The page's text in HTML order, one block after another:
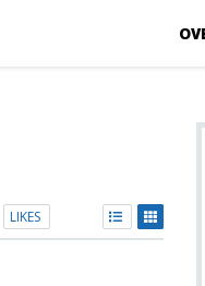
LIKES